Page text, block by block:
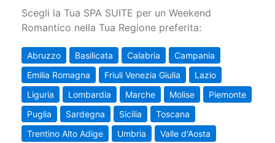
Scegli la Tua SPA SUITE per un Weekend
Romantico nella Tua Regione preferita:
Abruzzo Basilicata Calabria
Campania
Emilia Romagna
Friuli Venezia Giulia
Lazio
Liguria
Lombardia Marche Molise
Piemonte
Puglia
Sardegna Sicilia
Toscana
Trentino Alto Adige
Umbria
Valle d'Aosta